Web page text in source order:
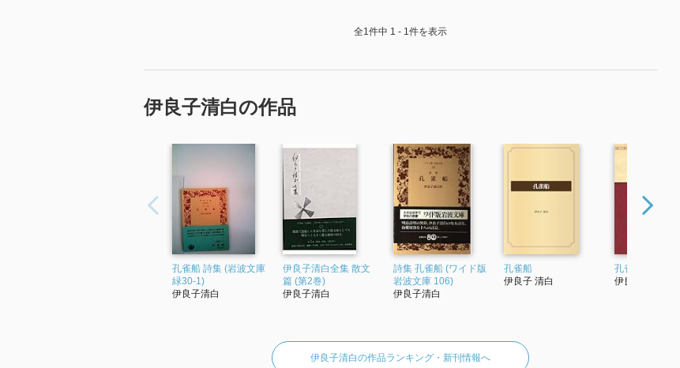
全1件中 1 - 1件を表示
伊良子清白の作品
孔雀船 詩集 (岩波文庫
緑30-1)
伊良子清白
伊良子清白全集 散文
篇 (第2巻)
伊良子清白
詩集 孔雀船 (ワイド版
岩波文庫 106)
伊良子清白
孔雀船
伊良子 清白
孔雀船
伊良子 清白
伊良子清白の作品ランキング・新刊情報へ